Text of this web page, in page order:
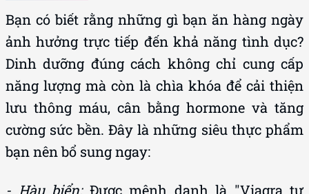
ảnh hưởng trực tiếp đến khả năng tình dục?
Dinh dưỡng đúng cách không chỉ cung cấp
năng lượng mà còn là chìa khóa để cải thiện
lưu thông máu, cân bằng hormone và tăng
cường sức bền. Đây là những siêu thực phẩm
bạn nên bổ sung ngay:
- Hàu biển:Được mệnh danh là "Viagra tự
nhiên", mỗi con hàu chứa khoảng rất nhiều